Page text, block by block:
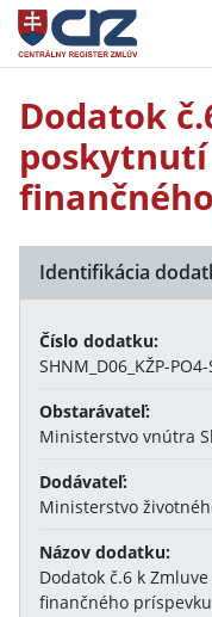
Dodatok
Identifikácia
Číslo dodatku:
SHNM_D06_KŽP-
Obstarávateľ:
Ministerstvo vnútra
Dodávateľ:
Ministerstvo
Názov dodatku:
Dodatok č.6 k
finančného príspevku